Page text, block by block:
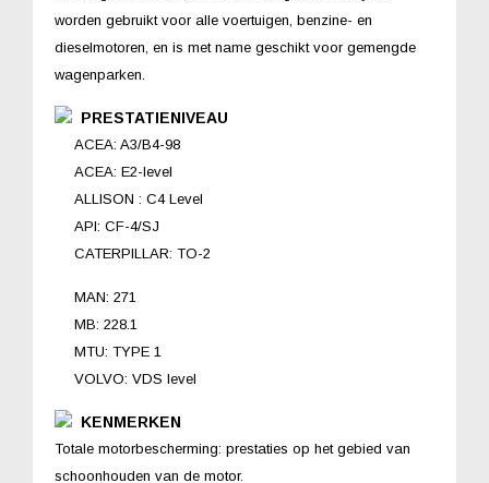
worden gebruikt voor alle voertuigen, benzine- en
dieselmotoren, en is met name geschikt voor gemengde
wagenparken.
PRESTATIENIVEAU
ACEA: A3/B4-98
ACEA: E2-level
ALLISON : C4 Level
API: CF-4/SJ
CATERPILLAR: TO-2
MAN: 271
MB: 228.1
MTU: TYPE 1
VOLVO: VDS level
KENMERKEN
Totale motorbescherming: prestaties op het gebied van
schoonhouden van de motor.